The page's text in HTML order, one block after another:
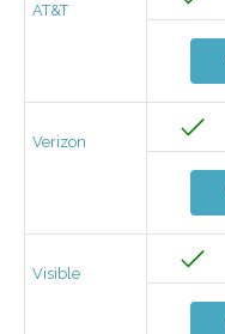
AT&T
Verizon
Visible